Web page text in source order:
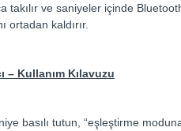
takılır ve saniyeler içinde
ortadan kaldırır.
– Kullanım Kılavuzu
basılı tutun, “eşleştirme